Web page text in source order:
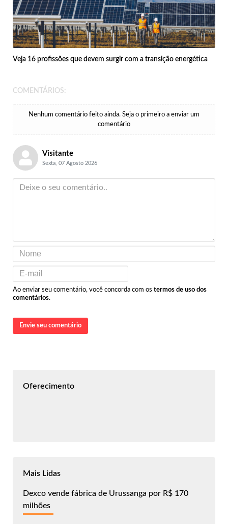
Veja 16 profissões que devem surgir com a transição energética
COMENTÁRIOS:
Nenhum comentário feito ainda. Seja o primeiro a enviar um
comentário
Visitante
Sexta, 07 Agosto 2026
Ao enviar seu comentário, você concorda com os termos de uso dos
comentários.
Envie seu comentário
Oferecimento
Mais Lidas
Dexco vende fábrica de Urussanga por R$ 170
milhões